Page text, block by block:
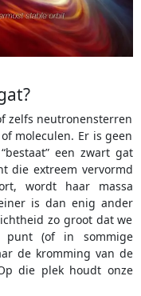
zelfs neutronensterren
moleculen. Er is geen
een zwart gat
die extreem vervormd
wordt haar massa
is dan enig ander
zo groot dat we
punt (of in sommige
de kromming van de
die plek houdt onze